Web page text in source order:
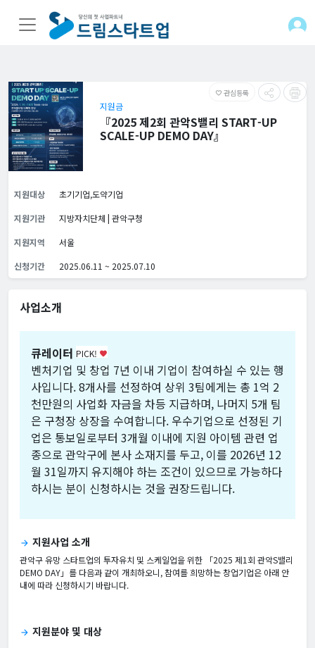
favorite_border 관심등록
지원금
『2025 제2회 관악S밸리 START-UP
SCALE-UP DEMO DAY』
지원대상
초기기업,도약기업
지원기관
지방자치단체 | 관악구청
지원지역
서울
신청기간
2025.06.11 ~ 2025.07.10
사업소개
큐레이터 PICK! favorite
벤처기업 및 창업 7년 이내 기업이 참여하실 수 있는 행
사입니다. 8개사를 선정하여 상위 3팀에게는 총 1억 2
천만원의 사업화 자금을 차등 지급하며, 나머지 5개 팀
은 구청장 상장을 수여합니다. 우수기업으로 선정된 기
업은 통보일로부터 3개월 이내에 지원 아이템 관련 업
종으로 관악구에 본사 소재지를 두고, 이를 2026년 12
월 31일까지 유지해야 하는 조건이 있으므로 가능하다
하시는 분이 신청하시는 것을 권장드립니다.
arrow_forward 지원사업 소개
관악구 유망 스타트업의 투자유치 및 스케일업을 위한 「2025 제1회 관악S밸리
DEMO DAY」를 다음과 같이 개최하오니, 참여를 희망하는 창업기업은 아래 안
내에 따라 신청하시기 바랍니다.
arrow_forward 지원분야 및 대상